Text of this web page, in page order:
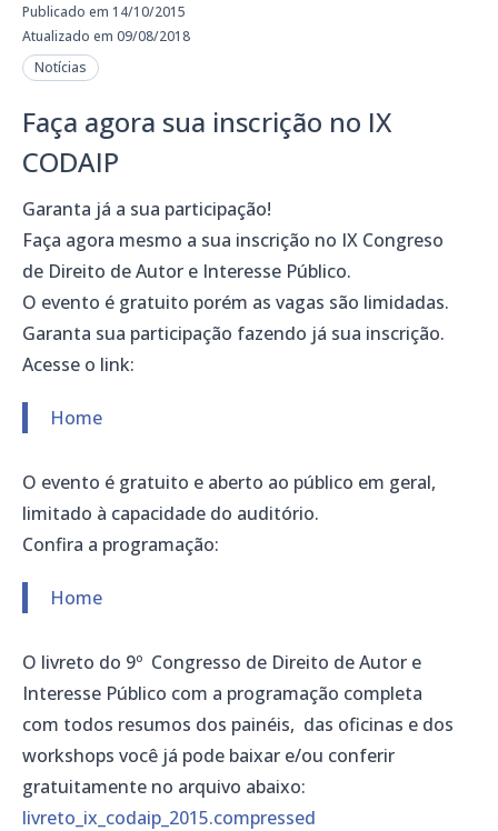
Publicado em 14/10/2015
Atualizado em 09/08/2018
Notícias
Faça agora sua inscrição no IX
CODAIP
Garanta já a sua participação!
Faça agora mesmo a sua inscrição no IX Congreso
de Direito de Autor e Interesse Público.
O evento é gratuito porém as vagas são limidadas.
Garanta sua participação fazendo já sua inscrição.
Acesse o link:
Home
O evento é gratuito e aberto ao público em geral,
limitado à capacidade do auditório.
Confira a programação:
Home
O livreto do 9º Congresso de Direito de Autor e
Interesse Público com a programação completa
com todos resumos dos painéis, das oficinas e dos
workshops você já pode baixar e/ou conferir
gratuitamente no arquivo abaixo:
livreto_ix_codaip_2015.compressed